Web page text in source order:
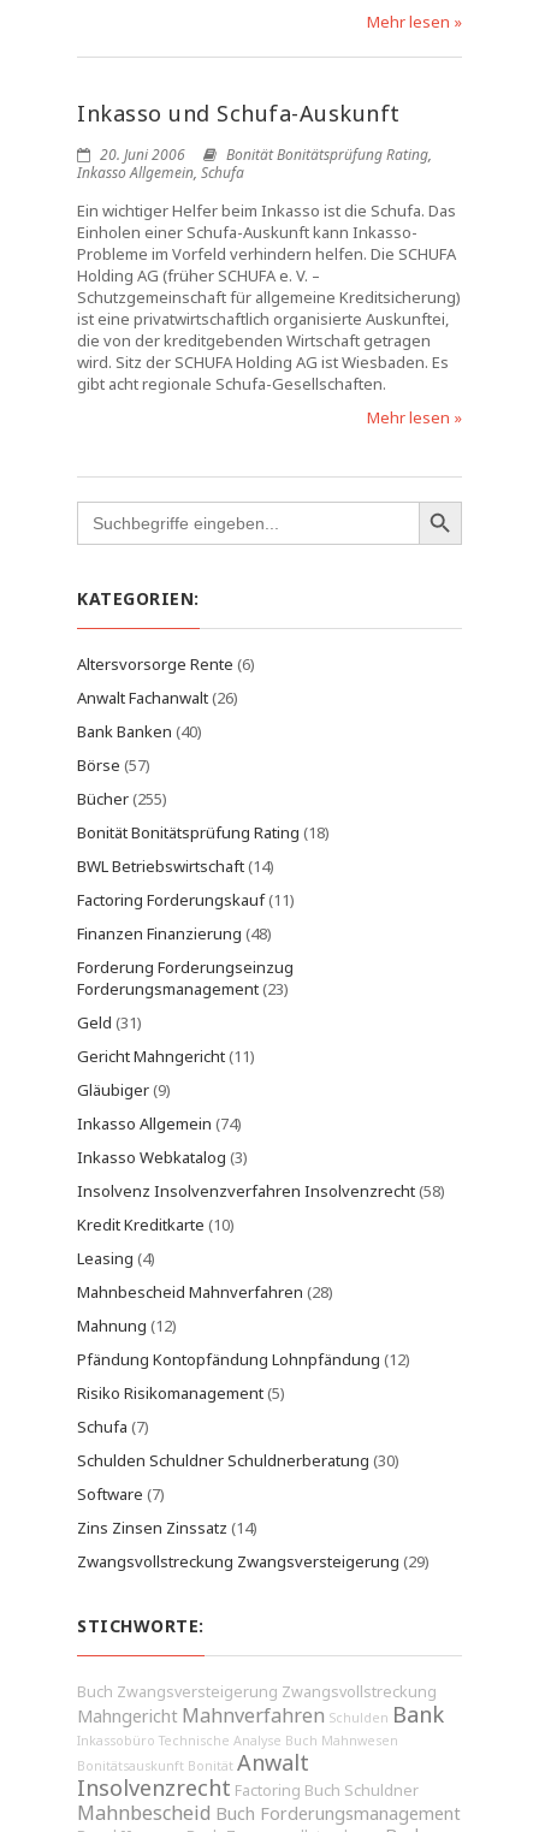
Mehr lesen »
Inkasso und Schufa-Auskunft
20. Juni 2006 Bonität Bonitätsprüfung Rating,
Inkasso Allgemein, Schufa
Ein wichtiger Helfer beim Inkasso ist die Schufa. Das
Einholen einer Schufa-Auskunft kann Inkasso-
Probleme im Vorfeld verhindern helfen. Die SCHUFA
Holding AG (früher SCHUFA e. V. –
Schutzgemeinschaft für allgemeine Kreditsicherung)
ist eine privatwirtschaftlich organisierte Auskunftei,
die von der kreditgebenden Wirtschaft getragen
wird. Sitz der SCHUFA Holding AG ist Wiesbaden. Es
gibt acht regionale Schufa-Gesellschaften.
Mehr lesen »
Search
for:
KATEGORIEN:
Altersvorsorge Rente (6)
Anwalt Fachanwalt(26)
Bank Banken (40)
Börse (57)
Bücher(255)
Bonität Bonitätsprüfung Rating (18)
BWL Betriebswirtschaft(14)
Factoring Forderungskauf(11)
Finanzen Finanzierung (48)
Forderung Forderungseinzug
Forderungsmanagement(23)
Geld (31)
Gericht Mahngericht(11)
Gläubiger(9)
Inkasso Allgemein (74)
Inkasso Webkatalog (3)
Insolvenz Insolvenzverfahren Insolvenzrecht(58)
Kredit Kreditkarte (10)
Leasing (4)
Mahnbescheid Mahnverfahren (28)
Mahnung (12)
Pfändung Kontopfändung Lohnpfändung (12)
Risiko Risikomanagement(5)
Schufa (7)
Schulden Schuldner Schuldnerberatung (30)
Software (7)
Zins Zinsen Zinssatz (14)
Zwangsvollstreckung Zwangsversteigerung (29)
STICHWORTE:
Buch Zwangsversteigerung Zwangsvollstreckung
Mahngericht Mahnverfahren Schulden Bank
Inkassobüro Technische Analyse Buch Mahnwesen
Bonitätsauskunft Bonität Anwalt
Insolvenzrecht Factoring Buch Schuldner
Mahnbescheid Buch Forderungsmanagement